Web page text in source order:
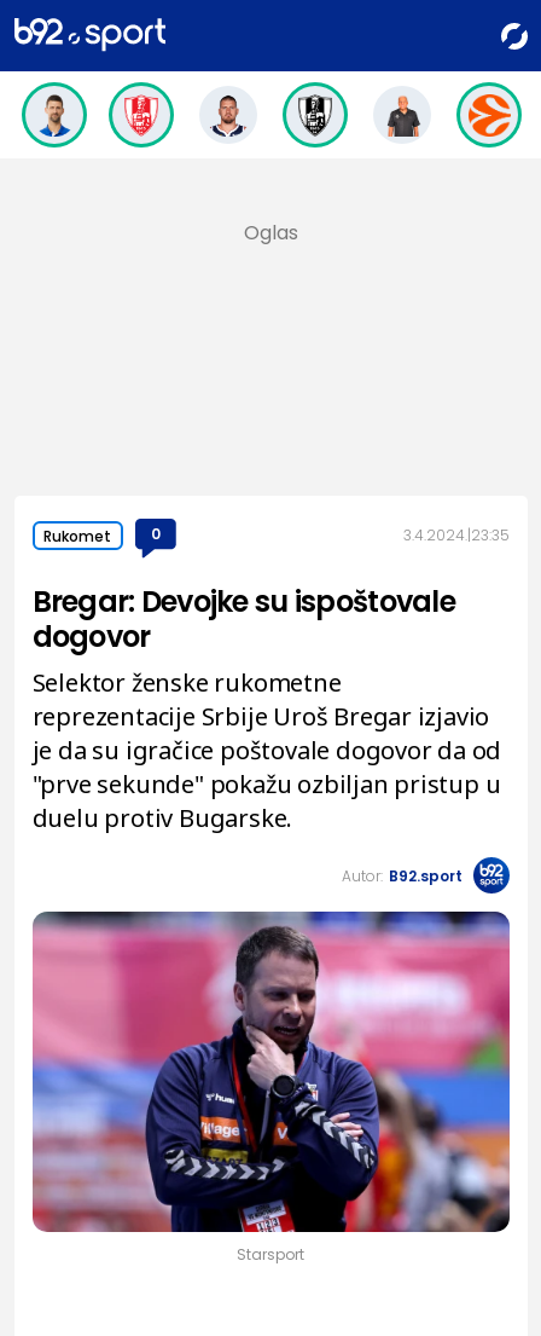
Rukomet 0 3.4.2024. 23:35
Bregar: Devojke su ispoštovale
dogovor
Selektor ženske rukometne
reprezentacije Srbije Uroš Bregar izjavio
je da su igračice poštovale dogovor da od
"prve sekunde" pokažu ozbiljan pristup u
duelu protiv Bugarske.
Autor: B92.sport
Starsport